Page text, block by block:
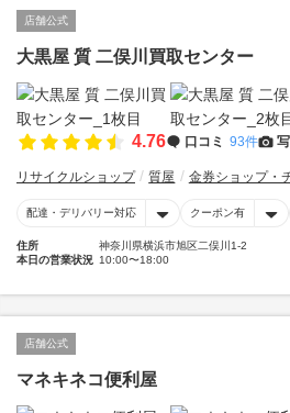
店舗公式
大黒屋 質 二俣川買取センター
4.76 口コミ 93件
リサイクルショップ 質屋 金券ショップ・
配達・デリバリー対応 クーポン有
住所
神奈川県横浜市旭区二俣川1-2
本日の営業状況 10:00〜18:00
店舗公式
マネキネコ便利屋